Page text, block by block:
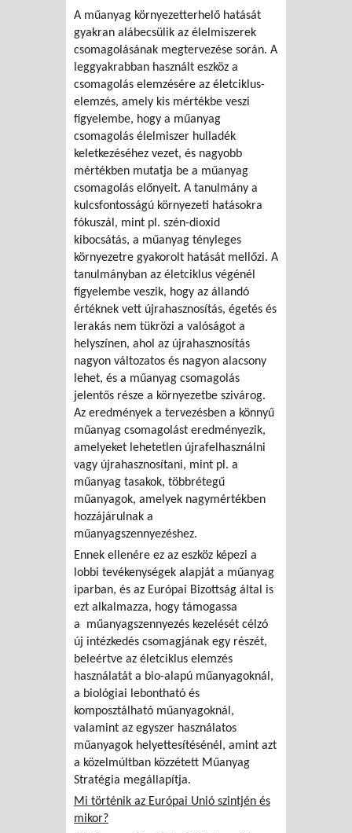
A műanyag környezetterhelő hatását
gyakran alábecsülik az élelmiszerek
csomagolásának megtervezése során. A
leggyakrabban használt eszköz a
csomagolás elemzésére az életciklus-
elemzés, amely kis mértékbe veszi
figyelembe, hogy a műanyag
csomagolás élelmiszer hulladék
keletkezéséhez vezet, és nagyobb
mértékben mutatja be a műanyag
csomagolás előnyeit. A tanulmány a
kulcsfontosságú környezeti hatásokra
fókuszál, mint pl. szén-dioxid
kibocsátás, a műanyag tényleges
környezetre gyakorolt hatását mellőzi. A
tanulmányban az életciklus végénél
figyelembe veszik, hogy az állandó
értéknek vett újrahasznosítás, égetés és
lerakás nem tükrözi a valóságot a
helyszínen, ahol az újrahasznosítás
nagyon változatos és nagyon alacsony
lehet, és a műanyag csomagolás
jelentős része a környezetbe szivárog.
Az eredmények a tervezésben a könnyű
műanyag csomagolást eredményezik,
amelyeket lehetetlen újrafelhasználni
vagy újrahasznosítani, mint pl. a
műanyag tasakok, többrétegű
műanyagok, amelyek nagymértékben
hozzájárulnak a
műanyagszennyezéshez.
Ennek ellenére ez az eszköz képezi a
lobbi tevékenységek alapját a műanyag
iparban, és az Európai Bizottság által is
ezt alkalmazza, hogy támogassa
a műanyagszennyezés kezelését célzó
új intézkedés csomagjának egy részét,
beleértve az életciklus elemzés
használatát a bio-alapú műanyagoknál,
a biológiai lebontható és
komposztálható műanyagoknál,
valamint az egyszer használatos
műanyagok helyettesítésénél, amint azt
a közelmúltban közzétett Műanyag
Stratégia megállapítja.
Mi történik az Európai Unió szintjén és
mikor?